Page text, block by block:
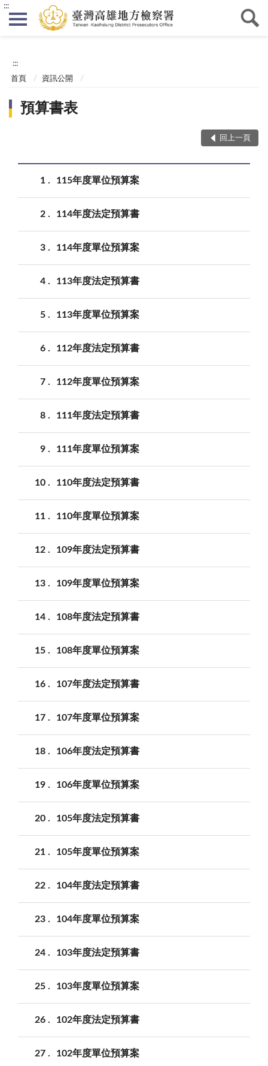
:::
:::
首頁 資訊公開
預算書表
回上一頁
1 115年度單位預算案
2 114年度法定預算書
3 114年度單位預算案
4 113年度法定預算書
5 113年度單位預算案
6 112年度法定預算書
7 112年度單位預算案
8 111年度法定預算書
9 111年度單位預算案
10 110年度法定預算書
11 110年度單位預算案
12 109年度法定預算書
13 109年度單位預算案
14 108年度法定預算書
15 108年度單位預算案
16 107年度法定預算書
17 107年度單位預算案
18 106年度法定預算書
19 106年度單位預算案
20 105年度法定預算書
21 105年度單位預算案
22 104年度法定預算書
23 104年度單位預算案
24 103年度法定預算書
25 103年度單位預算案
26 102年度法定預算書
27 102年度單位預算案